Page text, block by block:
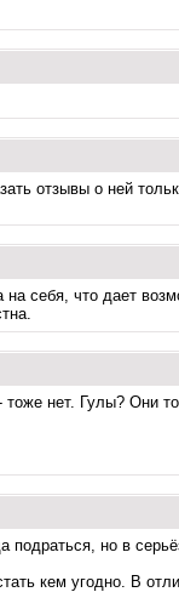
отзывы о ней
себя, что дает
нет. Гулы? Они
подраться, но в
кем угодно. В